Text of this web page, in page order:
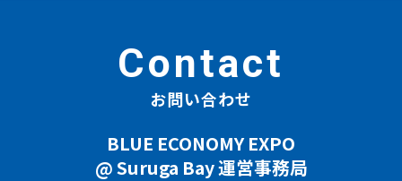
Contact
お問い合わせ
BLUE ECONOMY EXPO
@ Suruga Bay 運営事務局